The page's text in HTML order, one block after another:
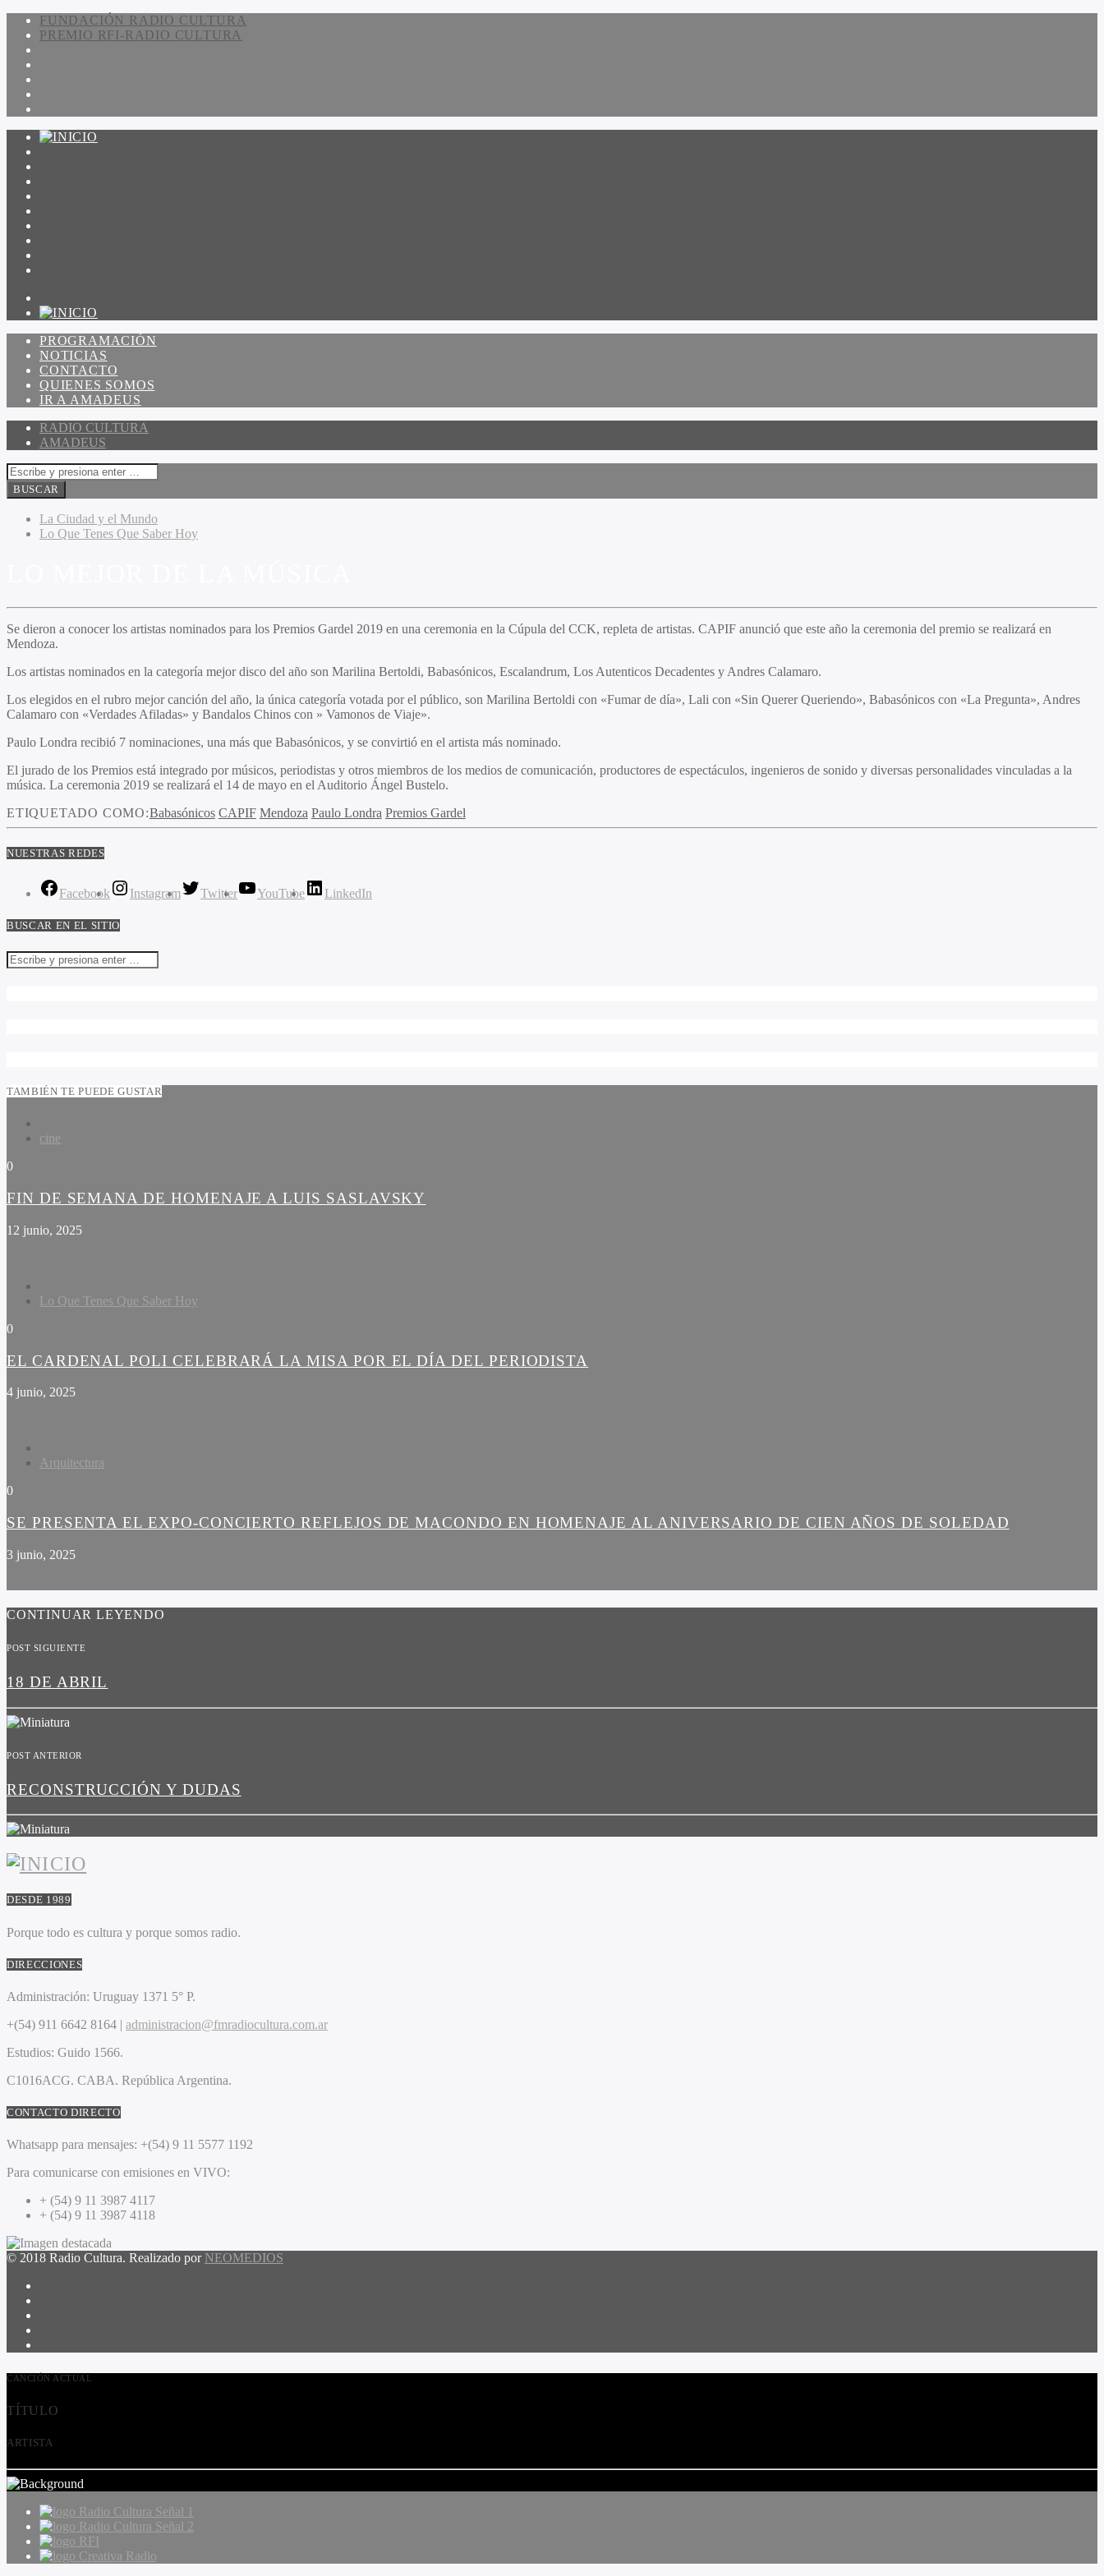
FUNDACIÓN RADIO CULTURA
PREMIO RFI-RADIO CULTURA
PROGRAMACIÓN
NOTICIAS
CONTACTO
QUIENES SOMOS
IR A AMADEUS
RADIO CULTURA
AMADEUS
La Ciudad y el Mundo
Lo Que Tenes Que Saber Hoy
Se dieron a conocer los artistas nominados para los Premios Gardel 2019 en una ceremonia en la Cúpula del CCK, repleta de artistas. CAPIF anunció que este año la ceremonia del premio se realizará en
Mendoza.
Los artistas nominados en la categoría mejor disco del año son Marilina Bertoldi, Babasónicos, Escalandrum, Los Autenticos Decadentes y Andres Calamaro.
Los elegidos en el rubro mejor canción del año, la única categoría votada por el público, son Marilina Bertoldi con «Fumar de día», Lali con «Sin Querer Queriendo», Babasónicos con «La Pregunta», Andres
Calamaro con «Verdades Afiladas» y Bandalos Chinos con » Vamonos de Viaje».
Paulo Londra recibió 7 nominaciones, una más que Babasónicos, y se convirtió en el artista más nominado.
El jurado de los Premios está integrado por músicos, periodistas y otros miembros de los medios de comunicación, productores de espectáculos, ingenieros de sonido y diversas personalidades vinculadas a la
música. La ceremonia 2019 se realizará el 14 de mayo en el Auditorio Ángel Bustelo.
ETIQUETADO COMO:Babasónicos CAPIF Mendoza Paulo Londra Premios Gardel
NUESTRAS REDES
Facebook Instagram Twitter YouTube LinkedIn
BUSCAR EN EL SITIO
TAMBIÉN TE PUEDE GUSTAR
cine
0
FIN DE SEMANA DE HOMENAJE A LUIS SASLAVSKY
12 junio, 2025
Lo Que Tenes Que Saber Hoy
0
EL CARDENAL POLI CELEBRARÁ LA MISA POR EL DÍA DEL PERIODISTA
4 junio, 2025
Arquitectura
0
SE PRESENTA EL EXPO-CONCIERTO REFLEJOS DE MACONDO EN HOMENAJE AL ANIVERSARIO DE CIEN AÑOS DE SOLEDAD
3 junio, 2025
CONTINUAR LEYENDO
POST SIGUIENTE
18 DE ABRIL
POST ANTERIOR
RECONSTRUCCIÓN Y DUDAS
DESDE 1989
Porque todo es cultura y porque somos radio.
DIRECCIONES
Administración: Uruguay 1371 5° P.
+(54) 911 6642 8164 | administracion@fmradiocultura.com.ar
Estudios: Guido 1566.
C1016ACG. CABA. República Argentina.
CONTACTO DIRECTO
Whatsapp para mensajes: +(54) 9 11 5577 1192
Para comunicarse con emisiones en VIVO:
+ (54) 9 11 3987 4117
+ (54) 9 11 3987 4118
© 2018 Radio Cultura. Realizado por NEOMEDIOS
CANCIÓN ACTUAL
TÍTULO
ARTISTA
Radio Cultura Señal 1
Radio Cultura Señal 2
RFI
Creativa Radio